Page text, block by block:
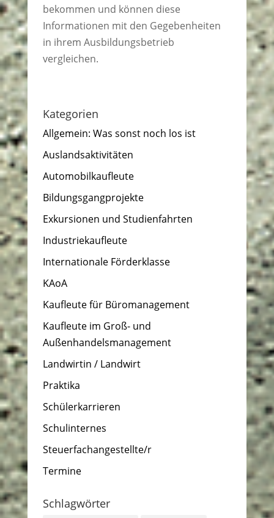
bekommen und können diese
Informationen mit den Gegebenheiten
in ihrem Ausbildungsbetrieb
vergleichen.
Kategorien
Allgemein: Was sonst noch los ist
Auslandsaktivitäten
Automobilkaufleute
Bildungsgangprojekte
Exkursionen und Studienfahrten
Industriekaufleute
Internationale Förderklasse
KAoA
Kaufleute für Büromanagement
Kaufleute im Groß- und
Außenhandelsmanagement
Landwirtin / Landwirt
Praktika
Schülerkarrieren
Schulinternes
Steuerfachangestellte/r
Termine
Schlagwörter